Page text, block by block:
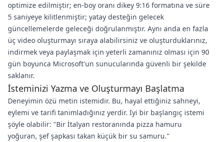
optimize edilmiştir; en-boy oranı dikey 9:16 formatına ve süre
5 saniyeye kilitlenmiştir; yatay desteğin gelecek
güncellemelerde geleceği doğrulanmıştır. Aynı anda en fazla
üç video oluşturmayı sıraya alabilirsiniz ve oluşturduklarınız,
indirmek veya paylaşmak için yeterli zamanınız olması için 90
gün boyunca Microsoft'un sunucularında güvenli bir şekilde
saklanır.
İsteminizi Yazma ve Oluşturmayı Başlatma
Deneyimin özü metin istemidir. Bu, hayal ettiğiniz sahneyi,
eylemi ve tarifi tanımladığınız yerdir. İyi bir başlangıç istemi
şöyle olabilir: "Bir İtalyan restoranında pizza hamuru
yoğuran, şef şapkası takan küçük bir su samuru."